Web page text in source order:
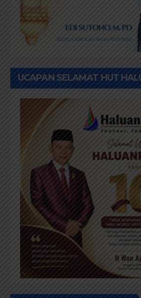
UCAPAN SELAMAT HUT